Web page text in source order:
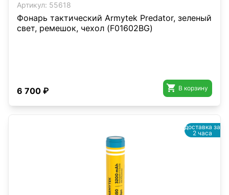
Артикул: 55618
Фонарь тактический Armytek Predator, зеленый
свет, ремешок, чехол (F01602BG)
6 700 ₽  В корзину
доставка за
2 часа